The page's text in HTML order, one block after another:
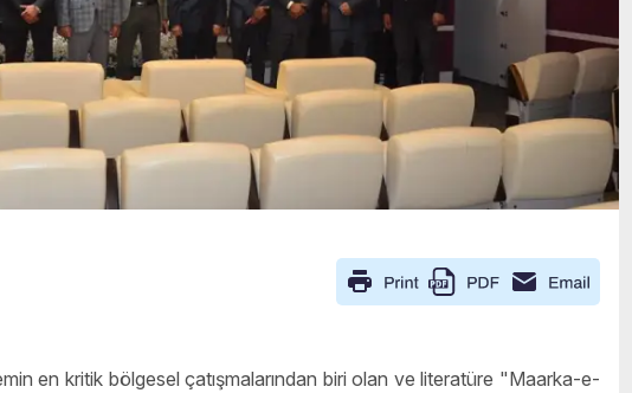
en kritik bölgesel çatışmalarından biri olan ve literatüre "Maarka-e-